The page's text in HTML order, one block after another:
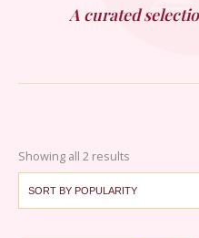
A curated
Showing all 2 results
popularity